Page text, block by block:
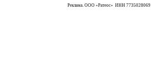
Реклама. ООО «Ратеос» ИНН 7735028069